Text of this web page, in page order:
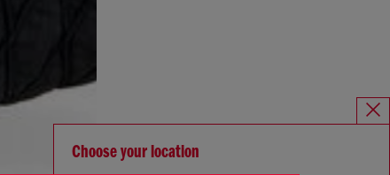
Choose your location